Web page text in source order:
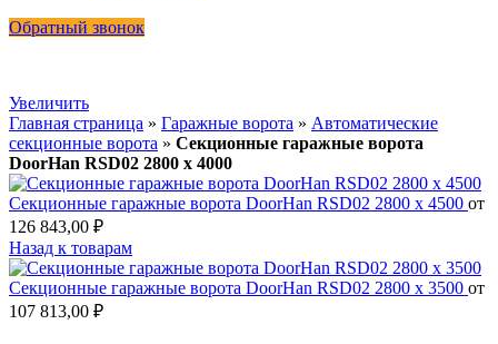
Обратный звонок
Увеличить
Главная страница » Гаражные ворота » Автоматические
секционные ворота » Секционные гаражные ворота
DoorHan RSD02 2800 х 4000
Секционные гаражные ворота DoorHan RSD02 2800 х 4500 от
126 843,00 ₽
Назад к товарам
Секционные гаражные ворота DoorHan RSD02 2800 х 3500 от
107 813,00 ₽